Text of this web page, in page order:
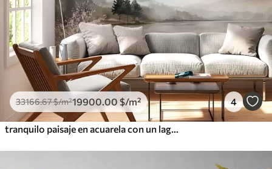
33166.67$/m²19900.00 $/m² 4
tranquilo paisaje en acuarela con un lago y un árbol en flor